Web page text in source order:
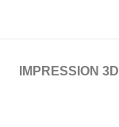
IMPRESSION 3D